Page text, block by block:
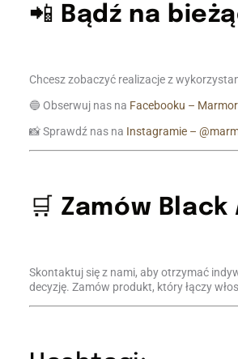
📲 Bądź na
Chcesz zobaczyć realizacje z
🔵 Obserwuj nas na Facebooku –
📸 Sprawdź nas na Instagramie –
🛒 Zamów Black
Skontaktuj się z nami, aby otrzymać
decyzję. Zamów produkt, który łączy